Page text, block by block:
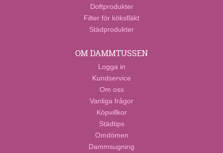
Doftprodukter
Filter för köksfläkt
Städprodukter
OM DAMMTUSSEN
Logga in
Kundservice
Om oss
Vanliga frågor
Köpvillkor
Städtips
Omdömen
Dammsugning